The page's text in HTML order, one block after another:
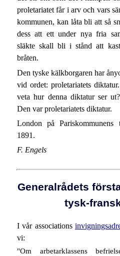
proletariatet får i arv och vars
kommunen, kan låta bli att så
dess att ett under nya fria
släkte skall bli i stånd att
bråten.
Den tyske kälkborgaren har
vid ordet: proletariatets
veta hur denna diktatur ser
Den var proletariatets diktatur.
London på Pariskommunens
1891.
F. Engels
Generalrådets
tysk-
I vår associations
vi:
"Om arbetarklassens